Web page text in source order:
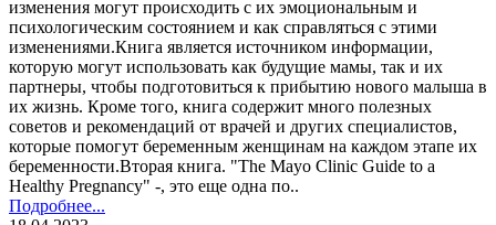
изменения могут происходить с их эмоциональным и
психологическим состоянием и как справляться с этими
изменениями.Книга является источником информации,
которую могут использовать как будущие мамы, так и их
партнеры, чтобы подготовиться к прибытию нового малыша в
их жизнь. Кроме того, книга содержит много полезных
советов и рекомендаций от врачей и других специалистов,
которые помогут беременным женщинам на каждом этапе их
беременности.Вторая книга. "The Mayo Clinic Guide to a
Healthy Pregnancy" -, это еще одна по..
Подробнее...